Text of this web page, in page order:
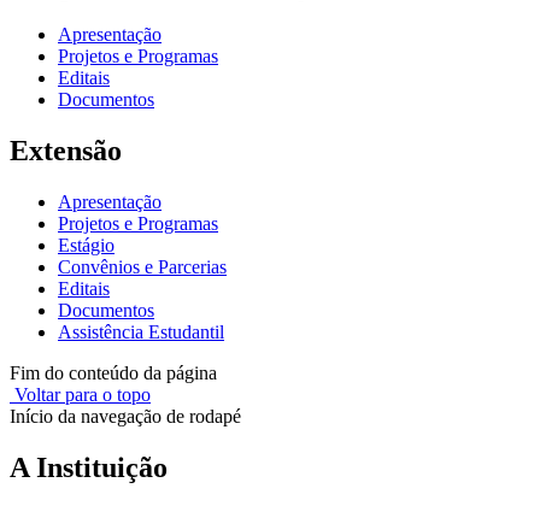
Apresentação
Projetos e Programas
Editais
Documentos
Extensão
Apresentação
Projetos e Programas
Estágio
Convênios e Parcerias
Editais
Documentos
Assistência Estudantil
Fim do conteúdo da página
Voltar para o topo
Início da navegação de rodapé
A Instituição